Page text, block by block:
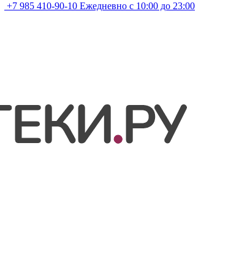
+7 985 410-90-10 Ежедневно с 10:00 до 23:00